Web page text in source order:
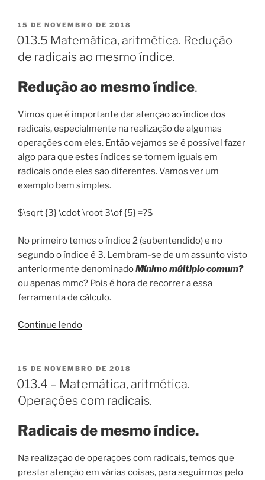
aritmética.
Operações
com
PUBLICADO
EM
15 DE NOVEMBRO DE 2018
013.5 Matemática, aritmética. Redução
de radicais ao mesmo índice.
Redução ao mesmo índice.
Vimos que é importante dar atenção ao índice dos
radicais, especialmente na realização de algumas
operações com eles. Então vejamos se é possível fazer
algo para que estes índices se tornem iguais em
radicais onde eles são diferentes. Vamos ver um
exemplo bem simples.
$\sqrt {3} \cdot \root 3\of {5} =?$
No primeiro temos o índice 2 (subentendido) e no
segundo o índice é 3. Lembram-se de um assunto visto
anteriormente denominadoMínimo múltiplo comum?
ou apenas mmc? Pois é hora de recorrer a essa
ferramenta de cálculo.
Continue lendo“013.5
Redução
de
mesmo
índice.”
PUBLICADO
EM
15 DE NOVEMBRO DE 2018
013.4 – Matemática, aritmética.
Operações com radicais.
Radicais de mesmo índice.
Na realização de operações com radicais, temos que
prestar atenção em várias coisas, para seguirmos pelo